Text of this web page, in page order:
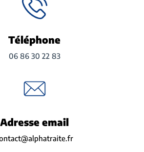
Téléphone
06 86 30 22 83
Adresse email